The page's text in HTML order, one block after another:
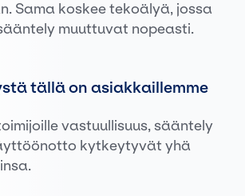
Sama koskee tekoälyä, jossa
muuttuvat nopeasti.
tällä on asiakkaillemme
vastuullisuus, sääntely
kytkeytyvät yhä